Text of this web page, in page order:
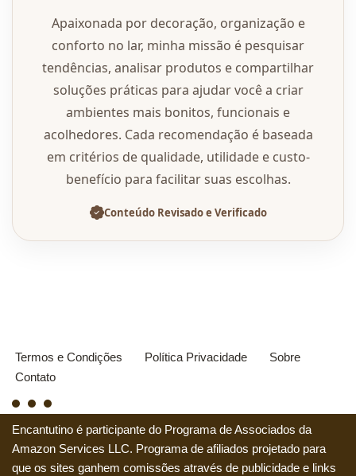
Apaixonada por decoração, organização e
conforto no lar, minha missão é pesquisar
tendências, analisar produtos e compartilhar
soluções práticas para ajudar você a criar
ambientes mais bonitos, funcionais e
acolhedores. Cada recomendação é baseada
em critérios de qualidade, utilidade e custo-
benefício para facilitar suas escolhas.
Conteúdo Revisado e Verificado
Termos e Condições Política Privacidade
Sobre
Contato
Encantutino é participante do Programa de Associados da
Amazon Services LLC. Programa de afiliados projetado para
que os sites ganhem comissões através de publicidade e links